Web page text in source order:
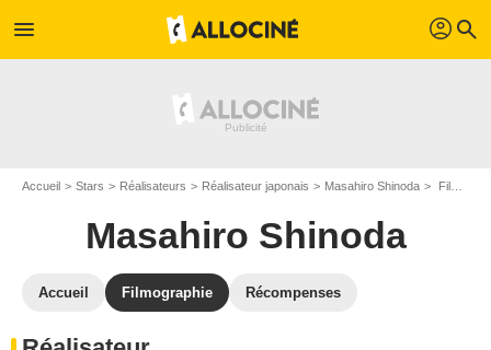
menu profil search
Accueil Stars Réalisateurs Réalisateur japonais Masahiro Shinoda Filmographie Masahiro Shinoda
Masahiro Shinoda
Accueil Filmographie Récompenses